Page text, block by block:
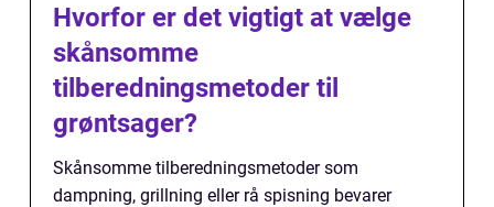
Hvorfor er det vigtigt at vælge
skånsomme
tilberedningsmetoder til
grøntsager?
Skånsomme tilberedningsmetoder som
dampning, grillning eller rå spisning bevarer